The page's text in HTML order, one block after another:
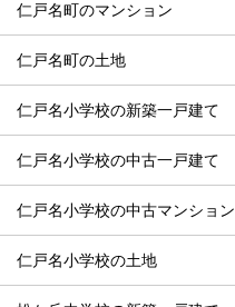
仁戸名町のマンション
仁戸名町の土地
仁戸名小学校の新築一戸建て
仁戸名小学校の中古一戸建て
仁戸名小学校の中古マンション
仁戸名小学校の土地